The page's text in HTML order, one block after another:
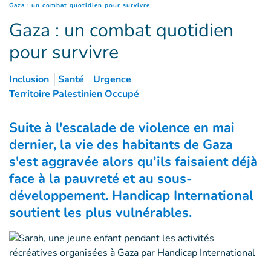
Gaza : un combat quotidien pour survivre
Gaza : un combat quotidien
pour survivre
Inclusion Santé
Urgence
Territoire Palestinien Occupé
Suite à l'escalade de violence en mai
dernier, la vie des habitants de Gaza
s'est aggravée alors qu’ils faisaient déjà
face à la pauvreté et au sous-
développement. Handicap International
soutient les plus vulnérables.